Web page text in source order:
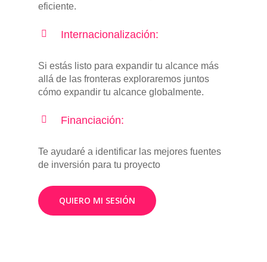
eficiente.
Internacionalización:
Si estás listo para expandir tu alcance más
allá de las fronteras exploraremos juntos
cómo expandir tu alcance globalmente.
Financiación:
Te ayudaré a identificar las mejores fuentes
de inversión para tu proyecto
QUIERO MI SESIÓN